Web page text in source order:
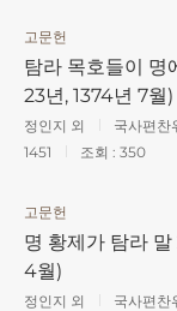
고문헌
탐라 목호들이 명
23년, 1374년 7월)
정인지 외
국사편찬
1451
조회 : 350
고문헌
명 황제가 탐라
4월)
정인지 외
국사편찬